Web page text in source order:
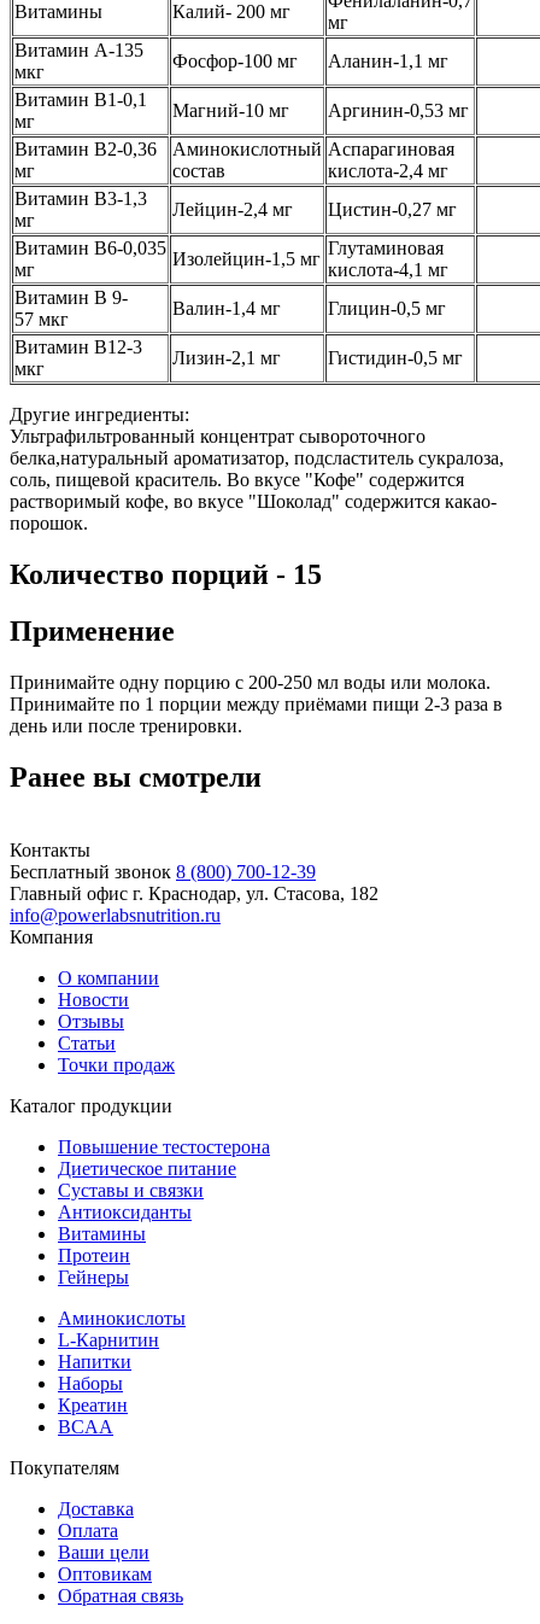
Витамины Калий- 200 мг
мг
Витамин А-135
мкг
Фосфор-100 мг
Аланин-1,1 мг
Витамин B1-0,1
мг
Магний-10 мг
Аргинин-0,53 мг
Витамин В2-0,36
мг
Аминокислотный
состав
Аспарагиновая
кислота-2,4 мг
Витамин В3-1,3
мг
Лейцин-2,4 мг
Цистин-0,27 мг
Витамин B6-0,035
мг
Изолейцин-1,5 мг
Глутаминовая
кислота-4,1 мг
Витамин B 9-
57 мкг
Валин-1,4 мг
Глицин-0,5 мг
Витамин В12-3
мкг
Лизин-2,1 мг Гистидин-0,5 мг
Другие ингредиенты:
Ультрафильтрованный концентрат сывороточного
белка,натуральный ароматизатор, подсластитель сукралоза,
соль, пищевой краситель. Во вкусе "Кофе" содержится
растворимый кофе, во вкусе "Шоколад" содержится какао-
порошок.
Количество порций - 15
Применение
Принимайте одну порцию с 200-250 мл воды или молока.
Принимайте по 1 порции между приёмами пищи 2-3 раза в
день или после тренировки.
Ранее вы смотрели
Контакты
Бесплатный звонок 8 (800) 700-12-39
Главный офис г. Краснодар, ул. Стасова, 182
info@powerlabsnutrition.ru
Компания
О компании
Новости
Отзывы
Статьи
Точки продаж
Каталог продукции
Повышение тестостерона
Диетическое питание
Суставы и связки
Антиоксиданты
Витамины
Протеин
Гейнеры
Аминокислоты
L-Карнитин
Напитки
Наборы
Креатин
BCAA
Покупателям
Доставка
Оплата
Ваши цели
Оптовикам
Обратная связь